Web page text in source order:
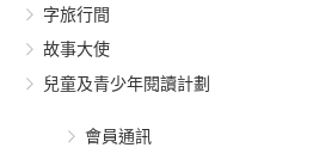
字旅行間
故事大使
兒童及青少年閱讀計劃
會員通訊